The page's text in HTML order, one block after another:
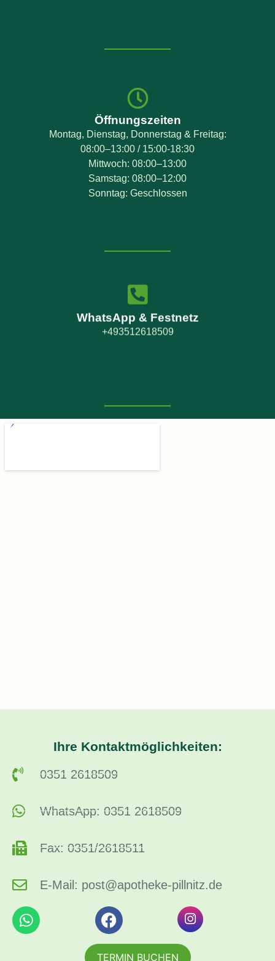
Öffnungszeiten
Montag, Dienstag, Donnerstag & Freitag:
08:00–13:00 / 15:00-18:30
Mittwoch: 08:00–13:00
Samstag: 08:00–12:00
Sonntag: Geschlossen
WhatsApp & Festnetz
+493512618509
Ihre Kontaktmöglichkeiten:
0351 2618509
WhatsApp: 0351 2618509
Fax: 0351/2618511
E-Mail: post@apotheke-pillnitz.de
TERMIN BUCHEN